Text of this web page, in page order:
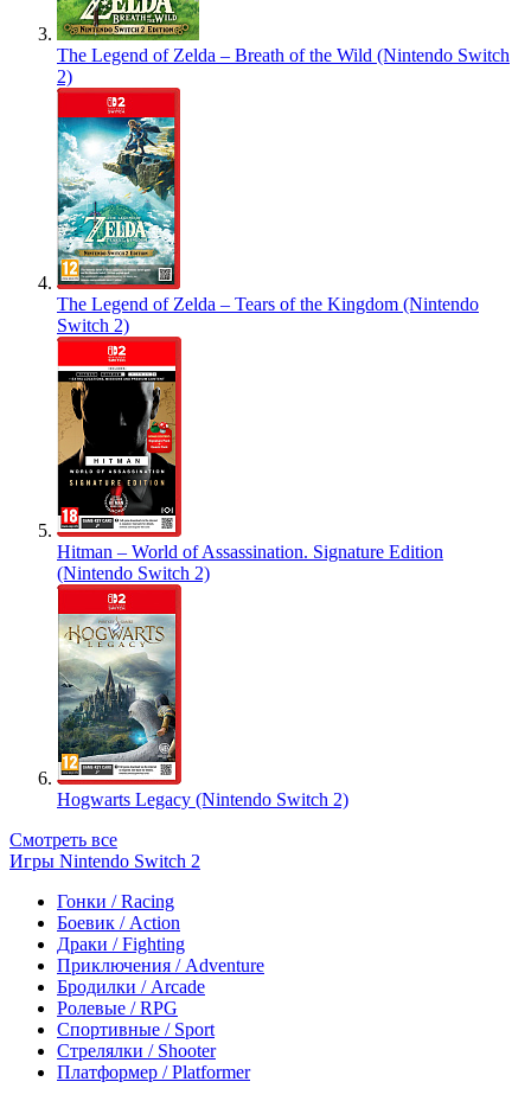
The Legend of Zelda – Breath of the Wild (Nintendo Switch
2)
The Legend of Zelda – Tears of the Kingdom (Nintendo
Switch 2)
Hitman – World of Assassination. Signature Edition
(Nintendo Switch 2)
Hogwarts Legacy (Nintendo Switch 2)
Смотреть все
Игры Nintendo Switch 2
Гонки / Racing
Боевик / Action
Драки / Fighting
Приключения / Adventure
Бродилки / Arcade
Ролевые / RPG
Спортивные / Sport
Стрелялки / Shooter
Платформер / Platformer